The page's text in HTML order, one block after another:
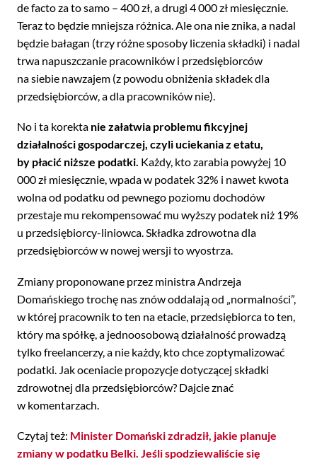
de facto za to samo – 400 zł, a drugi 4 000 zł miesięcznie.
Teraz to będzie mniejsza różnica. Ale ona nie znika, a nadal
będzie bałagan (trzy różne sposoby liczenia składki) i nadal
trwa napuszczanie pracowników i przedsiębiorców
na siebie nawzajem (z powodu obniżenia składek dla
przedsiębiorców, a dla pracowników nie).
No i ta korekta nie załatwia problemu fikcyjnej
działalności gospodarczej, czyli uciekania z etatu,
by płacić niższe podatki. Każdy, kto zarabia powyżej 10
000 zł miesięcznie, wpada w podatek 32% i nawet kwota
wolna od podatku od pewnego poziomu dochodów
przestaje mu rekompensować mu wyższy podatek niż 19%
u przedsiębiorcy-liniowca. Składka zdrowotna dla
przedsiębiorców w nowej wersji to wyostrza.
Zmiany proponowane przez ministra Andrzeja
Domańskiego trochę nas znów oddalają od „normalności”,
w której pracownik to ten na etacie, przedsiębiorca to ten,
który ma spółkę, a jednoosobową działalność prowadzą
tylko freelancerzy, a nie każdy, kto chce zoptymalizować
podatki. Jak oceniacie propozycje dotyczącej składki
zdrowotnej dla przedsiębiorców? Dajcie znać
w komentarzach.
Czytaj też: Minister Domański zdradził, jakie planuje
zmiany w podatku Belki. Jeśli spodziewaliście się